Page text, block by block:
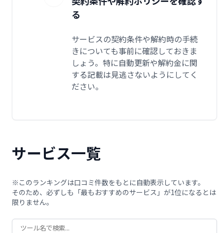
る
サービスの契約条件や解約時の手続
きについても事前に確認しておきま
しょう。特に自動更新や解約金に関
する記載は見逃さないようにしてく
ださい。
サービス一覧
※このランキングは口コミ件数をもとに自動表示しています。
そのため、必ずしも「最もおすすめのサービス」が1位になるとは
限りません。